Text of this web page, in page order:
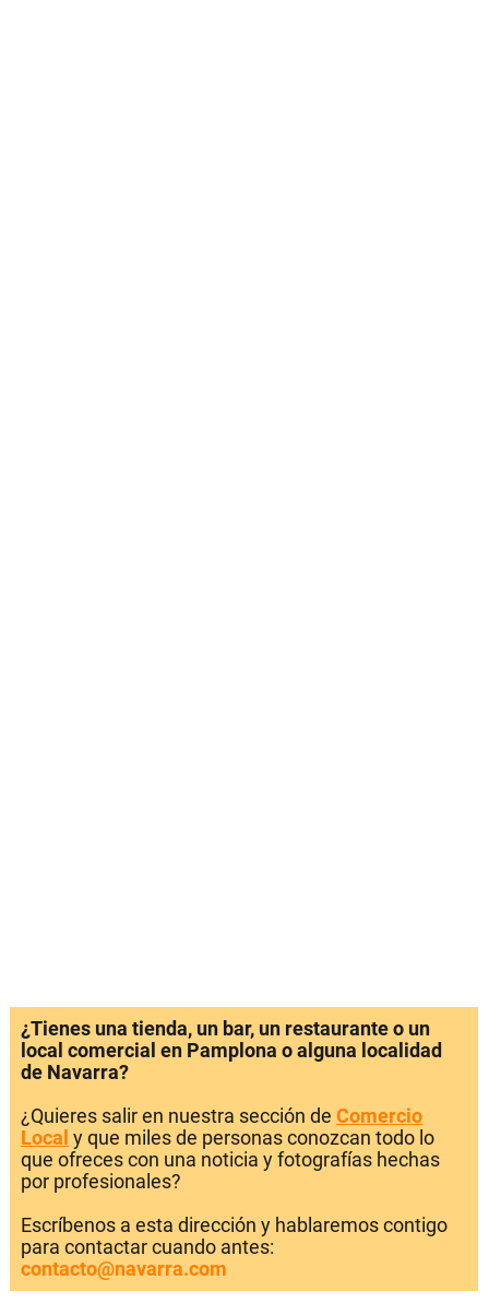
¿Tienes una tienda, un bar, un restaurante o un
local comercial en Pamplona o alguna localidad
de Navarra?
¿Quieres salir en nuestra sección de Comercio
Local y que miles de personas conozcan todo lo
que ofreces con una noticia y fotografías hechas
por profesionales?
Escríbenos a esta dirección y hablaremos contigo
para contactar cuando antes:
contacto@navarra.com